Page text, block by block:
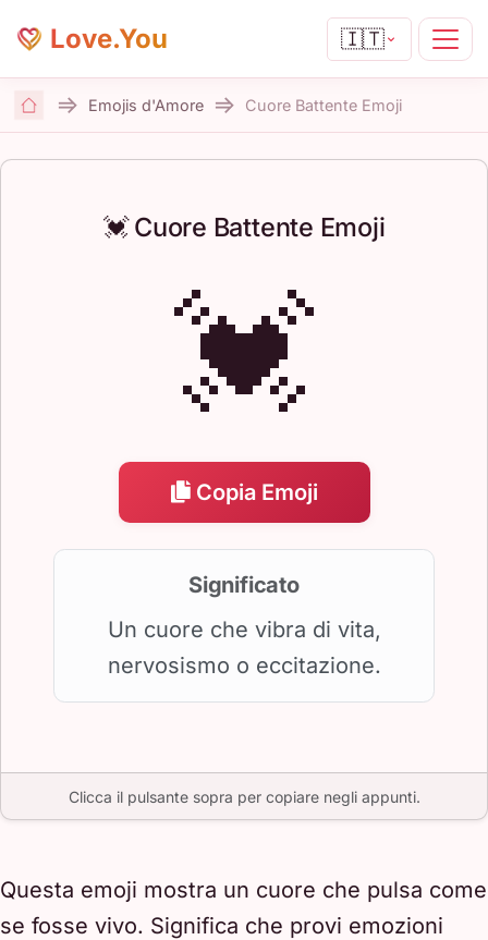
Love.You 🇮🇹
Home
Emojis d'Amore Cuore Battente Emoji
💓 Cuore Battente Emoji
💓
Copia Emoji
Significato
Un cuore che vibra di vita,
nervosismo o eccitazione.
Clicca il pulsante sopra per copiare negli appunti.
Questa emoji mostra un cuore che pulsa come
se fosse vivo. Significa che provi emozioni